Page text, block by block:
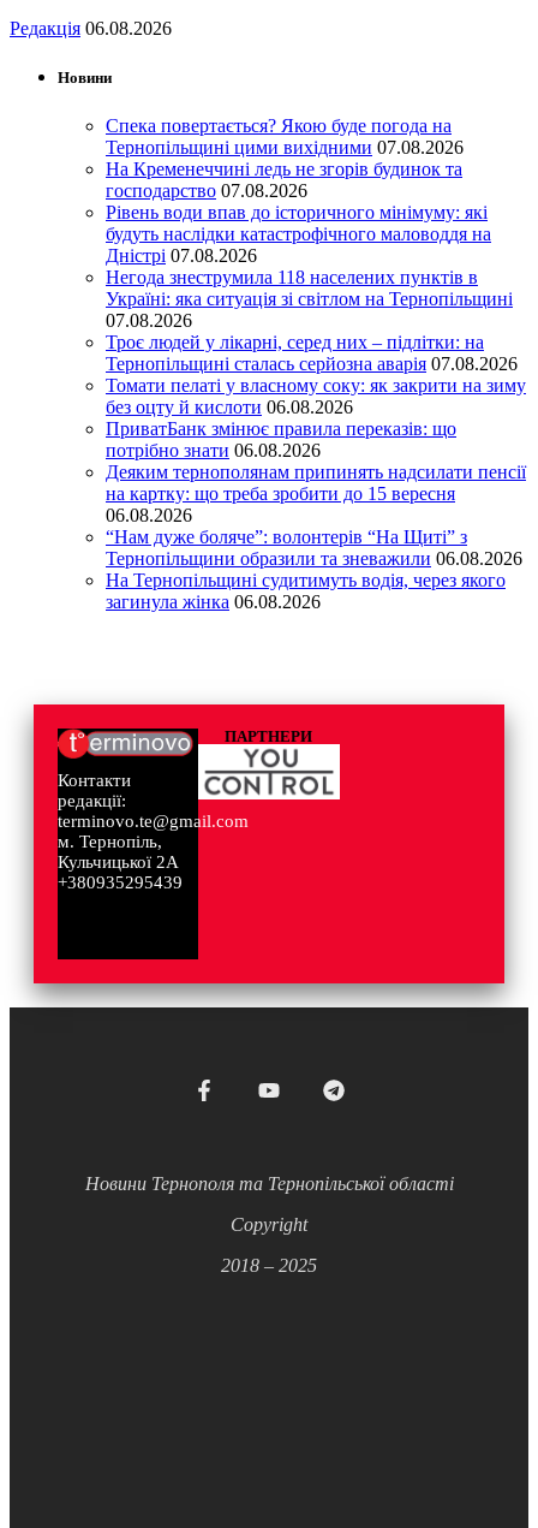
Редакція 06.08.2026
Новини
Спека повертається? Якою буде погода на
Тернопільщині цими вихідними 07.08.2026
На Кременеччині ледь не згорів будинок та
господарство 07.08.2026
Рівень води впав до історичного мінімуму: які
будуть наслідки катастрофічного маловоддя на
Дністрі 07.08.2026
Негода знеструмила 118 населених пунктів в
Україні: яка ситуація зі світлом на Тернопільщині
07.08.2026
Троє людей у лікарні, серед них – підлітки: на
Тернопільщині сталась серйозна аварія 07.08.2026
Томати пелаті у власному соку: як закрити на зиму
без оцту й кислоти 06.08.2026
ПриватБанк змінює правила переказів: що
потрібно знати 06.08.2026
Деяким тернополянам припинять надсилати пенсії
на картку: що треба зробити до 15 вересня
06.08.2026
“Нам дуже боляче”: волонтерів “На Щиті” з
Тернопільщини образили та зневажили 06.08.2026
На Тернопільщині судитимуть водія, через якого
загинула жінка 06.08.2026
Контакти
редакції:
terminovo.te@gmail.com
м. Тернопіль,
Кульчицької 2А
+380935295439
ПАРТНЕРИ
Новини Тернополя та Тернопільської області
Copyright
2018 – 2025